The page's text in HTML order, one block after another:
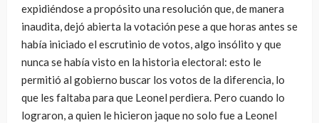
expidiéndose a propósito una resolución que, de manera
inaudita, dejó abierta la votación pese a que horas antes se
había iniciado el escrutinio de votos, algo insólito y que
nunca se había visto en la historia electoral: esto le
permitió al gobierno buscar los votos de la diferencia, lo
que les faltaba para que Leonel perdiera. Pero cuando lo
lograron, a quien le hicieron jaque no solo fue a Leonel